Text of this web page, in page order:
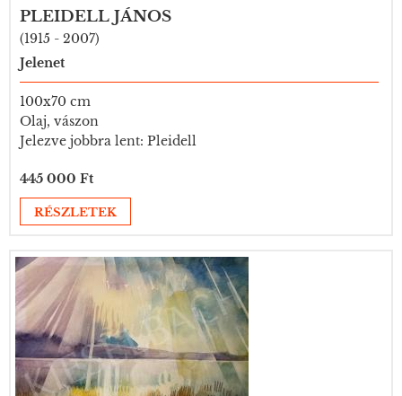
PLEIDELL JÁNOS
(1915 - 2007)
Jelenet
100x70 cm
Olaj, vászon
Jelezve jobbra lent: Pleidell
445 000 Ft
RÉSZLETEK